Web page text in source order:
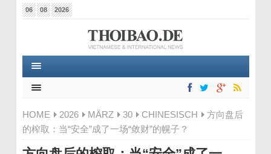
06 08 2026
HOME 2026 MÄRZ 30 CHINESISCH
方向盘后
的榨取：当“安全”成了一场“敛财”的幌子？